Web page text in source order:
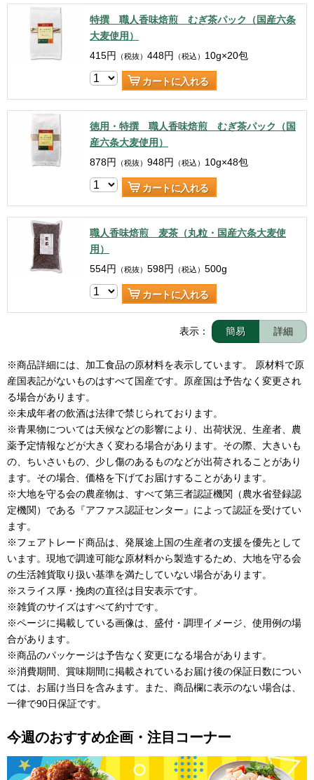
特撰 職人香味焙煎 むぎ茶パック（国産六条
大麦使用）
415円 （税抜） 448円 （税込） 10g×20包
カートに入れる
徳用・特撰 職人香味焙煎 むぎ茶パック（国
産六条大麦使用）
878円 （税抜） 948円 （税込） 10g×48包
カートに入れる
職人香味焙煎 麦茶（丸粒・国産六条大麦使
用）
554円 （税抜） 598円 （税込） 500g
カートに入れる
表示： 簡易 詳細
※商品詳細には、加工食品の原材料を表示しています。 原材料で原
産国表記がないものはすべて国産です。原産国は予告なく変更され
る場合があります。
※未成年者の飲酒は法律で禁じられております。
※青果物については天候などの影響により、出荷状況、生産者、農
薬予定情報などが大きく変わる場合があります。その際、大きいも
の、ちいさいもの、少し傷のあるものなどが出荷されることがあり
ます。その場合、価格を下げてお届けすることがあります。
※大地を守る会の農産物は、すべて第三者認証機関（農水省登録認
定機関）である『アファス認証センター』によって認証を受けてい
ます。
※フェアトレード商品は、発展途上国の生産者の支援を優先として
います。現地で調達可能な原材料から製造するため、大地を守る会
の生活雑貨取り扱い基準を満たしていない場合があります。
※スライス厚・挽肉の直径は目安表示です。
※雑貨のサイズはすべて約寸です。
※ページに掲載している画像は、盛付・調理イメージ、使用例の場
合があります。
※商品のパッケージは予告なく変更になる場合があります。
※消費期間、賞味期間に掲載されているお届け後の保証日数につい
ては、お届け当日を含みます。また、商品欄に表示のない場合は、
今週のおすすめ企画・注目コーナー